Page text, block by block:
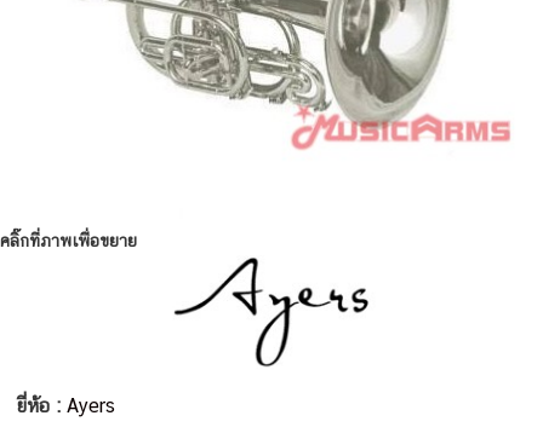
คลิ๊กที่ภาพเพื่อขยาย
ยี่ห้อ :Ayers